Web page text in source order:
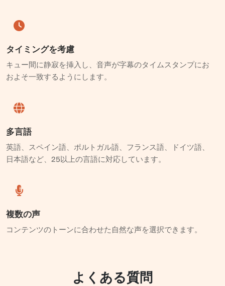
タイミングを考慮
キュー間に静寂を挿入し、音声が字幕のタイムスタンプにお
およそ一致するようにします。
多言語
英語、スペイン語、ポルトガル語、フランス語、ドイツ語、
日本語など、25以上の言語に対応しています。
複数の声
コンテンツのトーンに合わせた自然な声を選択できます。
よくある質問